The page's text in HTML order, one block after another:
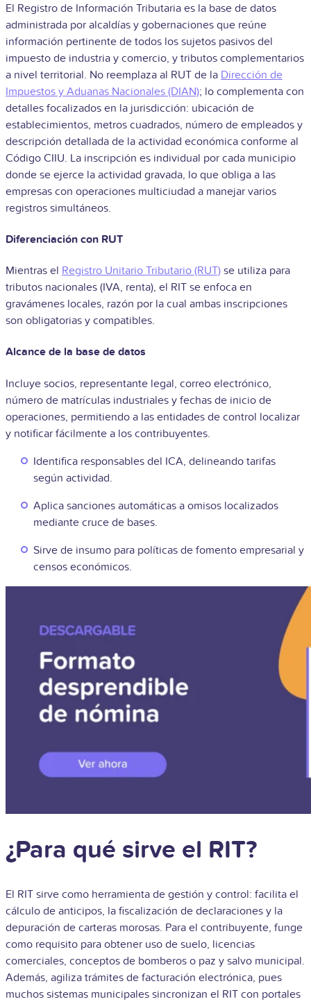
El Registro de Información Tributaria es la base de datos
administrada por alcaldías y gobernaciones que reúne
información pertinente de todos los sujetos pasivos del
impuesto de industria y comercio, y tributos complementarios
a nivel territorial. No reemplaza al RUT de la Dirección de
Impuestos y Aduanas Nacionales (DIAN); lo complementa con
detalles focalizados en la jurisdicción: ubicación de
establecimientos, metros cuadrados, número de empleados y
descripción detallada de la actividad económica conforme al
Código CIIU. La inscripción es individual por cada municipio
donde se ejerce la actividad gravada, lo que obliga a las
empresas con operaciones multiciudad a manejar varios
registros simultáneos.
Diferenciación con RUT
Mientras el Registro Unitario Tributario (RUT) se utiliza para
tributos nacionales (IVA, renta), el RIT se enfoca en
gravámenes locales, razón por la cual ambas inscripciones
son obligatorias y compatibles.
Alcance de la base de datos
Incluye socios, representante legal, correo electrónico,
número de matrículas industriales y fechas de inicio de
operaciones, permitiendo a las entidades de control localizar
y notificar fácilmente a los contribuyentes.
Identifica responsables del ICA, delineando tarifas
según actividad.
Aplica sanciones automáticas a omisos localizados
mediante cruce de bases.
Sirve de insumo para políticas de fomento empresarial y
censos económicos.
¿Para qué sirve el RIT?
El RIT sirve como herramienta de gestión y control: facilita el
cálculo de anticipos, la fiscalización de declaraciones y la
depuración de carteras morosas. Para el contribuyente, funge
como requisito para obtener uso de suelo, licencias
comerciales, conceptos de bomberos o paz y salvo municipal.
Además, agiliza trámites de facturación electrónica, pues
muchos sistemas municipales sincronizan el RIT con portales